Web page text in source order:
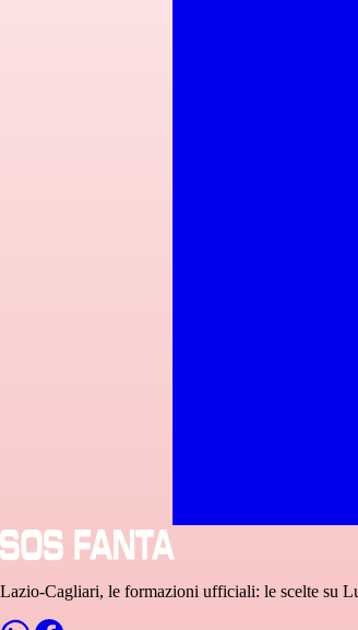
Lazio-Cagliari, le formazioni ufficiali: le scelte su